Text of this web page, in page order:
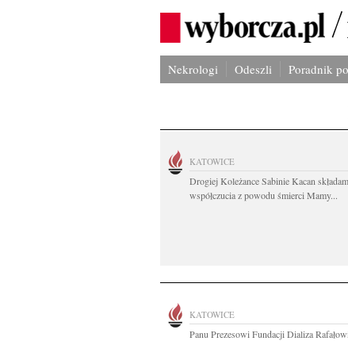
Nekrologi Odeszli Poradnik
KATOWICE
Drogiej Koleżance Sabinie Kacan
współczucia z powodu śmierci Mamy...
KATOWICE
Panu Prezesowi Fundacji Dializa